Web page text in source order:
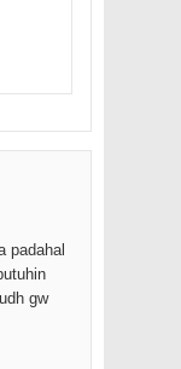
padahal
gw